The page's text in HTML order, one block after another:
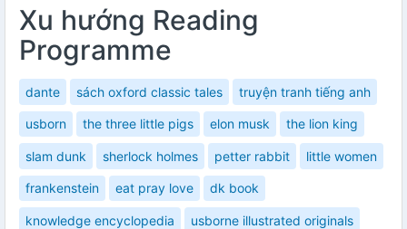
Xu hướng Reading
Programme
dante sách oxford classic tales truyện tranh tiếng anh
usborn the three little pigs elon musk the lion king
slam dunk sherlock holmes petter rabbit little women
frankenstein eat pray love dk book
knowledge encyclopedia usborne illustrated originals